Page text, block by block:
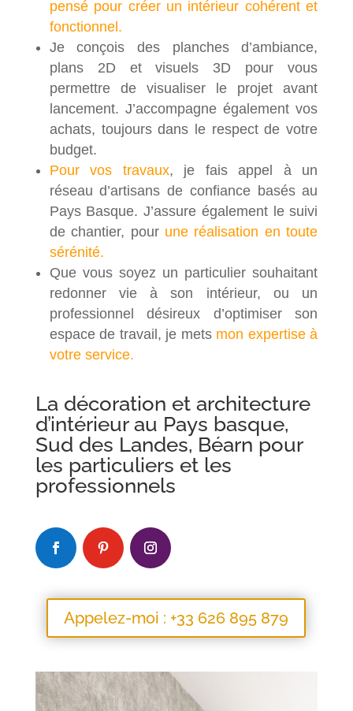
pensé pour créer un intérieur cohérent et
fonctionnel.
Je conçois des planches d’ambiance,
plans 2D et visuels 3D pour vous
permettre de visualiser le projet avant
lancement. J’accompagne également vos
achats, toujours dans le respect de votre
budget.
Pour vos travaux, je fais appel à un
réseau d’artisans de confiance basés au
Pays Basque. J’assure également le suivi
de chantier, pour une réalisation en toute
sérénité.
Que vous soyez un particulier souhaitant
redonner vie à son intérieur, ou un
professionnel désireux d’optimiser son
espace de travail, je mets mon expertise à
votre service.
La décoration et architecture
d’intérieur au Pays basque,
Sud des Landes, Béarn pour
les particuliers et les
professionnels
Appelez-moi : +33 626 895 879